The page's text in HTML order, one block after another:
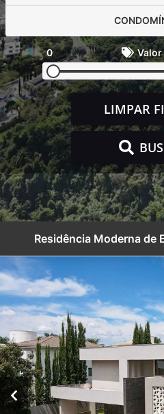
0 Valor
LIMPAR
Residência Moderna de